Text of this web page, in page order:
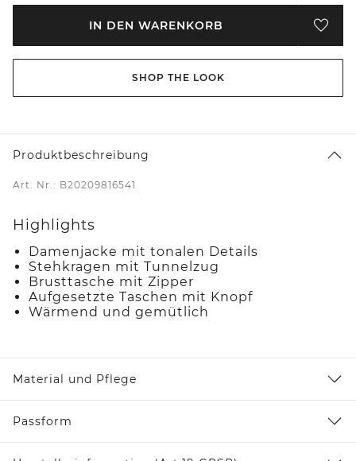
IN DEN WARENKORB
SHOP THE LOOK
Produktbeschreibung
Art. Nr.: B20209816541
Highlights
Damenjacke mit tonalen Details
Stehkragen mit Tunnelzug
Brusttasche mit Zipper
Aufgesetzte Taschen mit Knopf
Wärmend und gemütlich
Material und Pflege
Passform